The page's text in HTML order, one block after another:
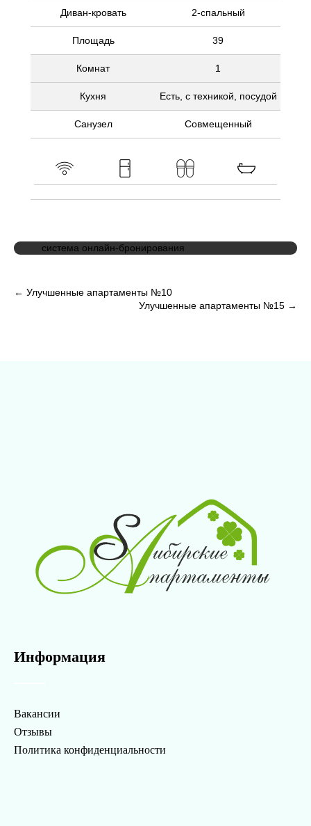
Диван-кровать 2-спальный
Площадь 39
Комнат 1
Кухня Есть, с техникой, посудой
Санузел Совмещенный
система онлайн-бронирования
Навигация
← Улучшенные апартаменты №10
Улучшенные апартаменты №15 →
Информация
Вакансии
Отзывы
Политика конфиденциальности